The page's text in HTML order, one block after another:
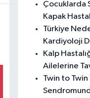
Çocuklarda
Kapak
Türkiye
Kardiyoloji
Kalp
Ailelerine
Twin to